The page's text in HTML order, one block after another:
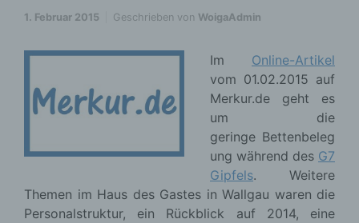
1. Februar 2015 Geschrieben von WoigaAdmin
Im Online-Artikel
vom 01.02.2015 auf
Merkur.de geht es
um die
geringe Bettenbeleg
ung während des G7
Gipfels. Weitere
Themen im Haus des Gastes in Wallgau waren die
Personalstruktur, ein Rückblick auf 2014, eine